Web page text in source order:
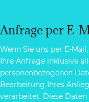
Anfrage per E-
Wenn Sie uns per E-
Ihre Anfrage inklusive
personenbezogenen
Bearbeitung Ihres
verarbeitet. Diese